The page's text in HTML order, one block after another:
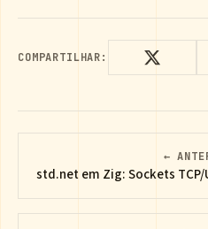
COMPARTILHAR:
←
std.net em Zig: Sockets TCP/